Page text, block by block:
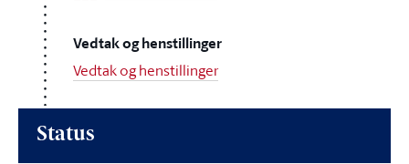
Vedtak og henstillinger
Vedtak og henstillinger
Status